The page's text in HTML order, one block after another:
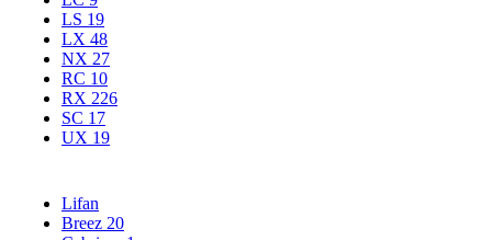
LS 19
LX 48
NX 27
RC 10
RX 226
SC 17
UX 19
Lifan
Breez 20